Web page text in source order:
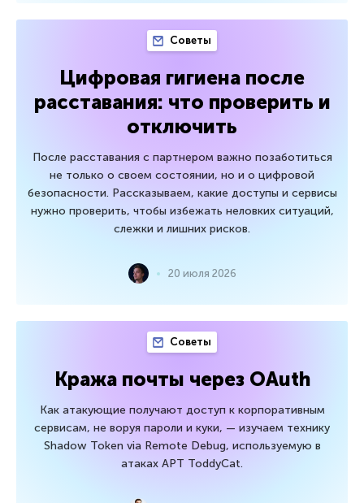
Советы
Цифровая гигиена после
расставания: что проверить и
отключить
После расставания с партнером важно позаботиться
не только о своем состоянии, но и о цифровой
безопасности. Рассказываем, какие доступы и сервисы
нужно проверить, чтобы избежать неловких ситуаций,
слежки и лишних рисков.
20 июля 2026
Советы
Кража почты через OAuth
Как атакующие получают доступ к корпоративным
сервисам, не воруя пароли и куки, — изучаем технику
Shadow Token via Remote Debug, используемую в
атаках APT ToddyCat.